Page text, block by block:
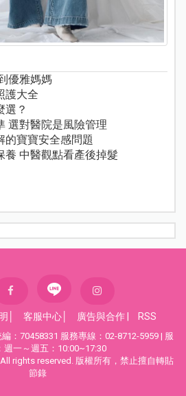
優雅媽媽
護大全
選？
選對醫院是風險管理
的寶寶安全感問題
養 中醫觀點看產後掉髮
客服中心 廣告與合作 RSS
：70458331 服務專線：02-8712-5959 | 服
週一～週五：10:00~17:30
rights reserved. 版權所有，禁止擅自轉貼
節錄